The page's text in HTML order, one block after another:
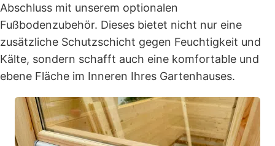
Abschluss mit unserem optionalen
Fußbodenzubehör. Dieses bietet nicht nur eine
zusätzliche Schutzschicht gegen Feuchtigkeit und
Kälte, sondern schafft auch eine komfortable und
ebene Fläche im Inneren Ihres Gartenhauses.